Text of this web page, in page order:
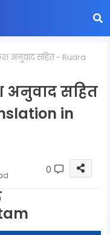
अनुवाद सहित - Rudra
अनुवाद सहित
in
0